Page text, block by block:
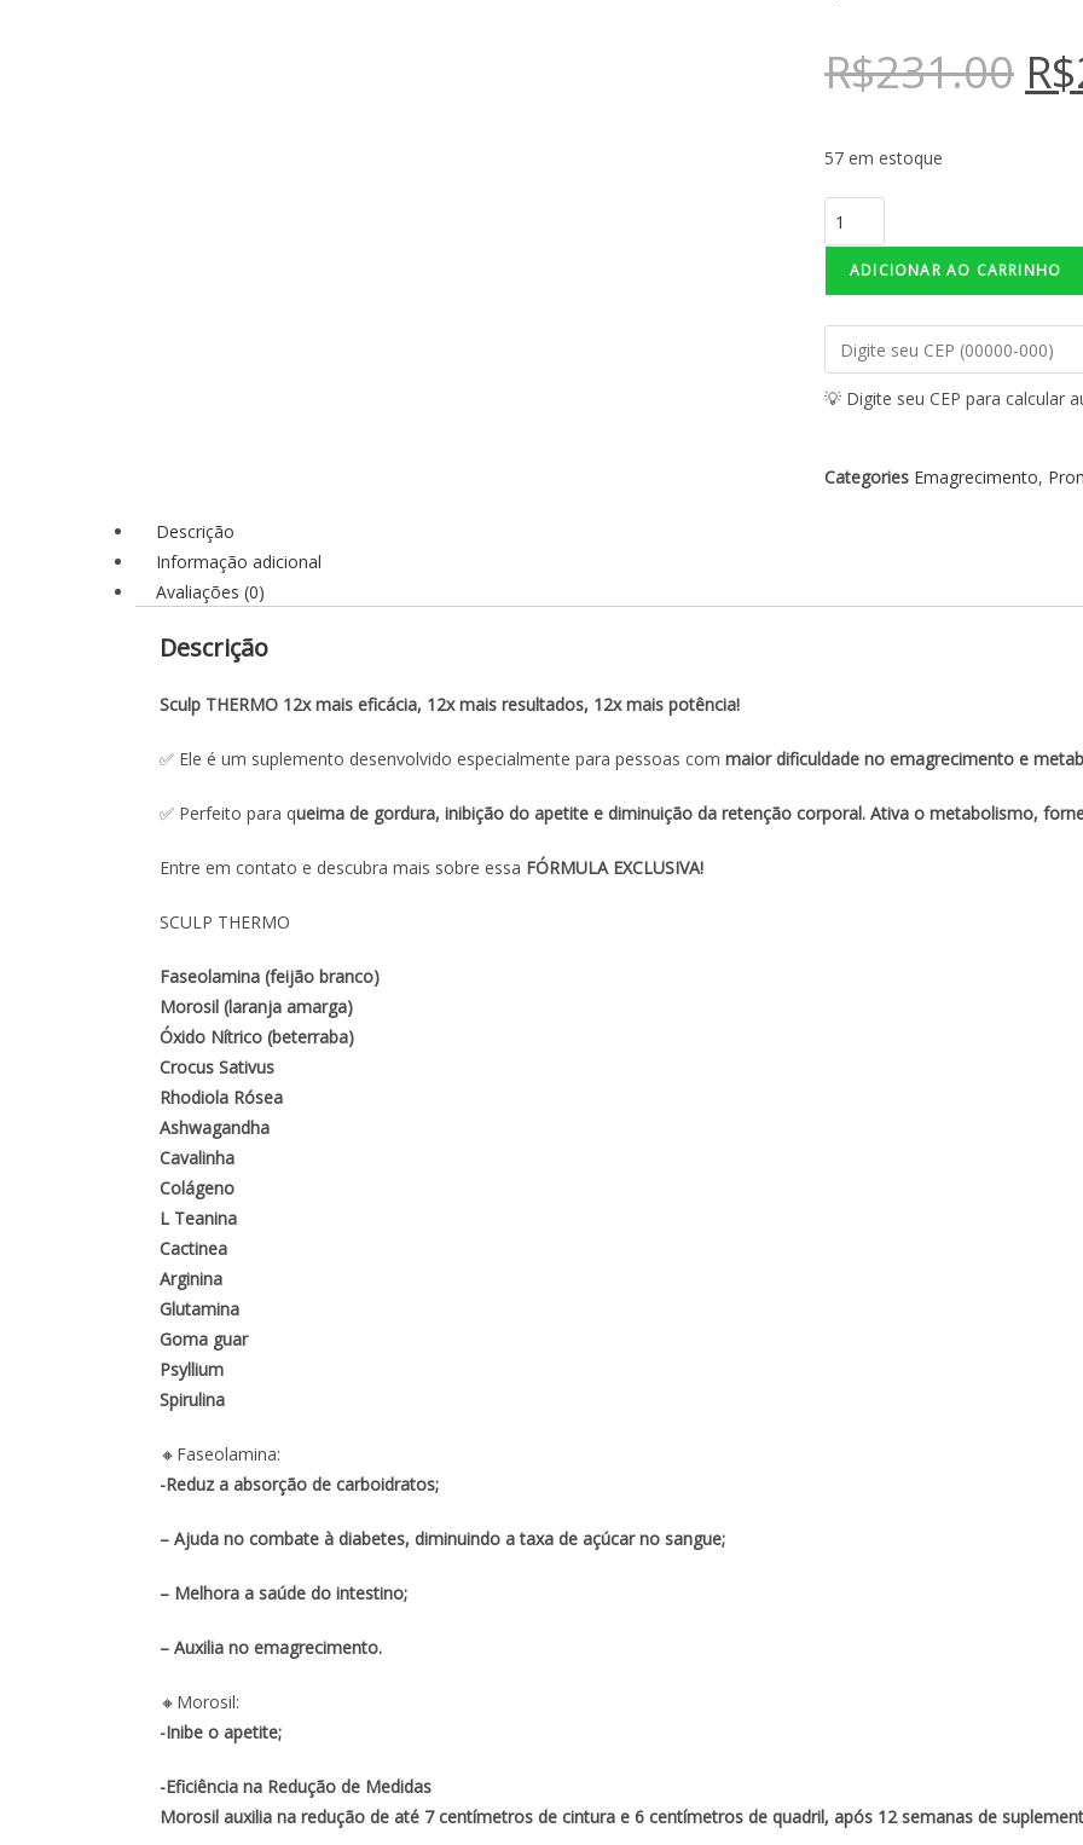
R$231.00 R$
57 em estoque
ADICIONAR AO CARRINHO
💡 Digite seu CEP para calcular
Categories Emagrecimento,
Descrição
Informação adicional
Avaliações (0)
Descrição
Sculp THERMO 12x mais eficácia, 12x mais resultados, 12x mais potência!
✅ Ele é um suplemento desenvolvido especialmente para pessoas com maior dificuldade no emagrecimento e
✅ Perfeito para queima de gordura, inibição do apetite e diminuição da retenção corporal. Ativa o metabolismo,
Entre em contato e descubra mais sobre essa FÓRMULA EXCLUSIVA!
SCULP THERMO
Faseolamina (feijão branco)
Morosil (laranja amarga)
Óxido Nítrico (beterraba)
Crocus Sativus
Rhodiola Rósea
Ashwagandha
Cavalinha
Colágeno
L Teanina
Cactinea
Arginina
Glutamina
Goma guar
Psyllium
Spirulina
🔸Faseolamina:
-Reduz a absorção de carboidratos;
– Ajuda no combate à diabetes, diminuindo a taxa de açúcar no sangue;
– Melhora a saúde do intestino;
– Auxilia no emagrecimento.
🔸Morosil:
-Inibe o apetite;
-Eficiência na Redução de Medidas
Morosil auxilia na redução de até 7 centímetros de cintura e 6 centímetros de quadril, após 12 semanas de